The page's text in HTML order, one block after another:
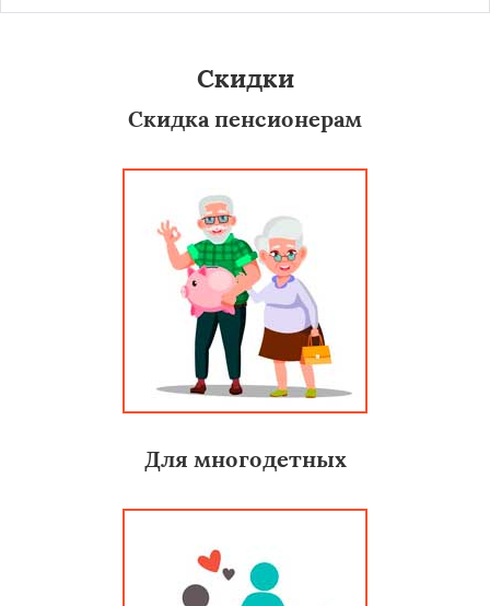
Скидки
Скидка пенсионерам
Для многодетных